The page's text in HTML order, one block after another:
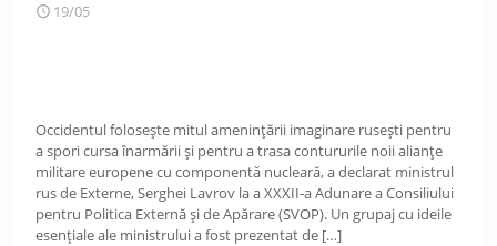
19/05
Occidentul folosește mitul amenințării imaginare rusești pentru
a spori cursa înarmării și pentru a trasa contururile noii alianțe
militare europene cu componentă nucleară, a declarat ministrul
rus de Externe, Serghei Lavrov la a XXXII-a Adunare a Consiliului
pentru Politica Externă și de Apărare (SVOP). Un grupaj cu ideile
esențiale ale ministrului a fost prezentat de […]